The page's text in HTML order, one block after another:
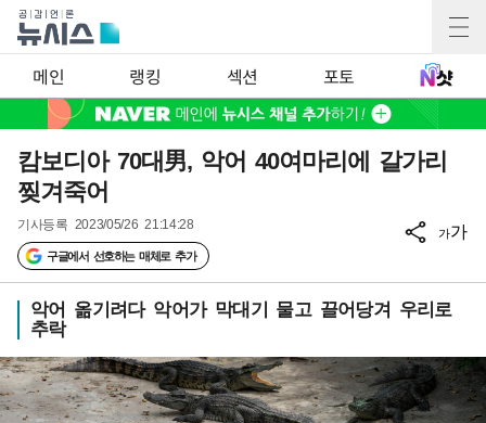
메인 랭킹 섹션 포토
캄보디아 70대男, 악어 40여마리에 갈가리
찢겨죽어
기사등록 2023/05/26 21:14:28
구글에서 선호하는 매체로 추가
가가
악어 옮기려다 악어가 막대기 물고 끌어당겨 우리로
추락